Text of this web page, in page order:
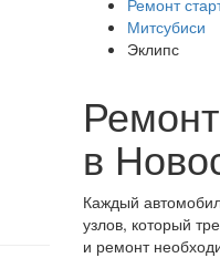
Ремонт
Митсубиси
Эклипс
в
Каждый
узлов, который
и ремонт